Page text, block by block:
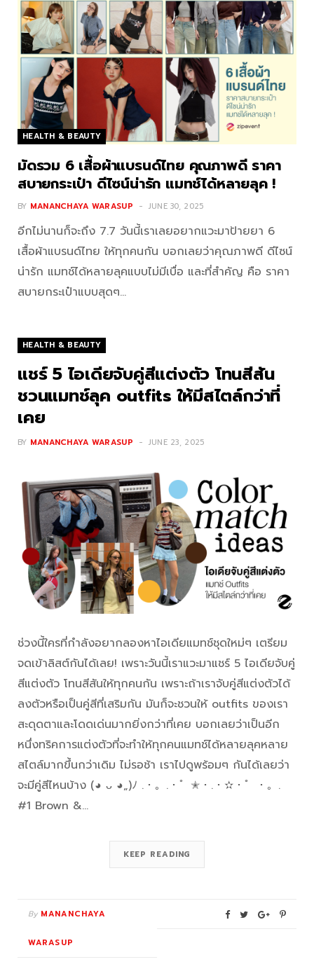
HEALTH & BEAUTY
มัดรวม 6 เสื้อผ้าแบรนด์ไทย คุณภาพดี ราคา
สบายกระเป๋า ดีไซน์น่ารัก แมทช์ได้หลายลุค !
BY MANANCHAYA WARASUP JUNE 30, 2025
อีกไม่นานก็จะถึง 7.7 วันนี้เราเลยอยากแวะมาป้ายยา 6
เสื้อผ้าแบรนด์ไทย ให้ทุกคนกัน บอกเลยว่าคุณภาพดี ดีไซน์
น่ารัก แมทช์ได้หลายลุคแบบไม่มีเบื่อ และที่สำคัญ คือ ราคา
สบายกระเป๋าแบบสุดๆ…
HEALTH & BEAUTY
แชร์ 5 ไอเดียจับคู่สีแต่งตัว โทนสีสัน
ชวนแมทช์ลุค outfits ให้มีสไตล์กว่าที่
เคย
BY MANANCHAYA WARASUP JUNE 23, 2025
ช่วงนี้ใครที่กำลังอยากลองหาไอเดียแมทช์ชุดใหม่ๆ เตรียม
จดเข้าลิสต์กันได้เลย! เพราะวันนี้เราแวะมาแชร์ 5 ไอเดียจับคู่
สีแต่งตัว โทนสีสันให้ทุกคนกัน เพราะถ้าเราจับคู่สีแต่งตัวได้
ลงตัวหรือเป็นคู่สีที่เสริมกัน มันก็จะชวนให้ outfits ของเรา
สะดุดตาและโดดเด่นมากยิ่งกว่าที่เคย บอกเลยว่าเป็นอีก
หนึ่งทริคการแต่งตัวที่จะทำให้ทุกคนแมทช์ได้หลายลุคหลาย
สไตล์มากขึ้นกว่าเดิม ไม่รอช้า เราไปดูพร้อมๆ กันได้เลยว่า
จะมีคู่สีไหนบ้าง (◕ ᴗ ◕„)ﾉ .・。.・゜✭・.・✫・゜・。.
#1 Brown &…
KEEP READING
By MANANCHAYA
WARASUP